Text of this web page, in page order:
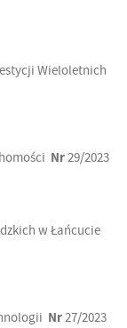
Wieloletnich
Nr29/2023
w Łańcucie
Nr27/2023